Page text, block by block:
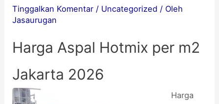
Tinggalkan Komentar / Uncategorized / Oleh
Jasaurugan
Harga Aspal Hotmix per m2
Jakarta 2026
Harga